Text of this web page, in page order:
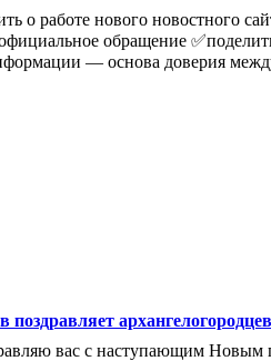
о работе нового новостного
обращение
— основа доверия
вас с наступающим